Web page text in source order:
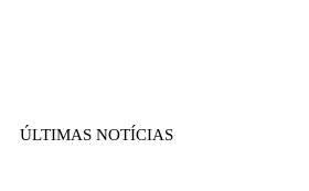
ÚLTIMAS NOTÍCIAS